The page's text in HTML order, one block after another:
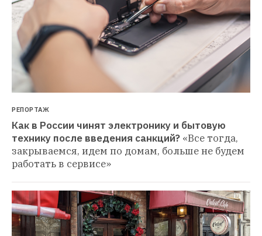
РЕПОРТАЖ
Как в России чинят электронику и бытовую
технику после введения санкций? «Все тогда,
закрываемся, идем по домам, больше не будем
работать в сервисе»